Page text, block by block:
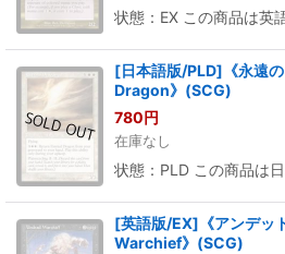
状態：EX この商品は英
[日本語版/PLD]《永遠
Dragon》(SCG)
780円
在庫なし
状態：PLD この商品は日
[英語版/EX]《アンデッ
Warchief》(SCG)